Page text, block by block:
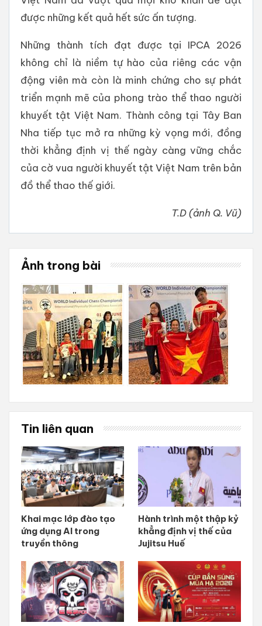
được những kết quả hết sức ấn tượng.
Những thành tích đạt được tại IPCA 2026
không chỉ là niềm tự hào của riêng các vận
động viên mà còn là minh chứng cho sự phát
triển mạnh mẽ của phong trào thể thao người
khuyết tật Việt Nam. Thành công tại Tây Ban
Nha tiếp tục mở ra những kỳ vọng mới, đồng
thời khẳng định vị thế ngày càng vững chắc
của cờ vua người khuyết tật Việt Nam trên bản
đồ thể thao thế giới.
T.D (ảnh Q. Vũ)
Ảnh trong bài
Tin liên quan
Khai mạc lớp đào tạo
ứng dụng AI trong
truyền thông
Hành trình một thập kỷ
khẳng định vị thế của
Jujitsu Huế